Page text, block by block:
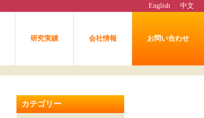
English 中文
研究実績 会社情報 お問い合わせ
カテゴリー